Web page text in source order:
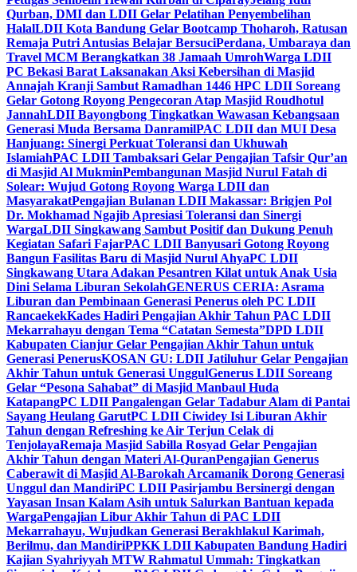
Qurban, DMI dan LDII Gelar Pelatihan Penyembelihan
HalalLDII Kota Bandung Gelar Bootcamp Thoharoh, Ratusan
Remaja Putri Antusias Belajar BersuciPerdana, Umbaraya dan
Travel MCM Berangkatkan 38 Jamaah UmrohWarga LDII
PC Bekasi Barat Laksanakan Aksi Kebersihan di Masjid
Annajah Kranji Sambut Ramadhan 1446 HPC LDII Soreang
Gelar Gotong Royong Pengecoran Atap Masjid Roudhotul
JannahLDII Bayongbong Tingkatkan Wawasan Kebangsaan
Generasi Muda Bersama DanramilPAC LDII dan MUI Desa
Hanjuang: Sinergi Perkuat Toleransi dan Ukhuwah
IslamiahPAC LDII Tambaksari Gelar Pengajian Tafsir Qur’an
di Masjid Al MukminPembangunan Masjid Nurul Fatah di
Solear: Wujud Gotong Royong Warga LDII dan
MasyarakatPengajian Bulanan LDII Makassar: Brigjen Pol
Dr. Mokhamad Ngajib Apresiasi Toleransi dan Sinergi
WargaLDII Singkawang Sambut Positif dan Dukung Penuh
Kegiatan Safari FajarPAC LDII Banyusari Gotong Royong
Bangun Fasilitas Baru di Masjid Nurul AhyaPC LDII
Singkawang Utara Adakan Pesantren Kilat untuk Anak Usia
Dini Selama Liburan SekolahGENERUS CERIA: Asrama
Liburan dan Pembinaan Generasi Penerus oleh PC LDII
RancaekekKades Hadiri Pengajian Akhir Tahun PAC LDII
Mekarrahayu dengan Tema “Catatan Semesta”DPD LDII
Kabupaten Cianjur Gelar Pengajian Akhir Tahun untuk
Generasi PenerusKOSAN GU: LDII Jatiluhur Gelar Pengajian
Akhir Tahun untuk Generasi UnggulGenerus LDII Soreang
Gelar “Pesona Sahabat” di Masjid Manbaul Huda
KatapangPC LDII Pangalengan Gelar Tadabur Alam di Pantai
Sayang Heulang GarutPC LDII Ciwidey Isi Liburan Akhir
Tahun dengan Refreshing ke Air Terjun Celak di
TenjolayaRemaja Masjid Sabilla Rosyad Gelar Pengajian
Akhir Tahun dengan Materi Al-QuranPengajian Generus
Caberawit di Masjid Al-Barokah Arcamanik Dorong Generasi
Unggul dan MandiriPC LDII Pasirjambu Bersinergi dengan
Yayasan Insan Kalam Asih untuk Salurkan Bantuan kepada
WargaPengajian Libur Akhir Tahun di PAC LDII
Mekarrahayu, Wujudkan Generasi Berakhlakul Karimah,
Berilmu, dan MandiriPPKK LDII Kabupaten Bandung Hadiri
Kajian Syahriyyah MTW Rahmatul Ummah: Tingkatkan